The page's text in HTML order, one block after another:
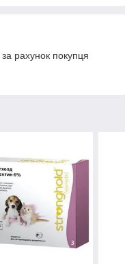
рахунок покупця